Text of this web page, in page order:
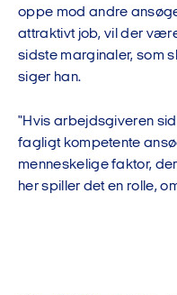
oppe mod andre
attraktivt job, vil der
sidste marginaler, som
siger han.
"Hvis arbejdsgiveren
fagligt kompetente
menneskelige faktor,
her spiller det en rolle,